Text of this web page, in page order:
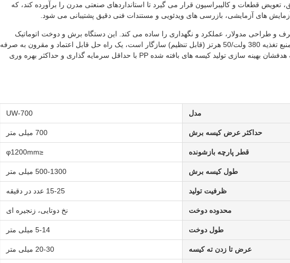
قطعات و کالیبراسیون قرار می گیرد تا استانداردهای صنعتی مدرن را برآورده کند، که
های آزمایشی، بازرسی های ویدئویی و مستندات فنی دقیق پشتیبانی می شود.
و طراحی مدولار، عملکرد و نگهداری را ساده می کند. این دستگاه برش و دوخت اتوماتیک
کنترل سرد و گرم دست دوم که با منبع تغذیه 380 ولت/50 هرتز (قابل تنظیم) سازگار است، یک راه حل قابل اعتماد و مقرون به صرفه
برای تولیدکنندگانی ارائه می دهد که هدفشان بهینه سازی تولید کیسه های بافته شده PP با حداقل سرمایه گذاری و حداکثر بهره وری
مدل UW-700
حداکثر عرض کیسه برش 700 میلی متر
قطر پارچه بازشونده ≤φ1200mm
طول کیسه برش 500-1300 میلی متر
ظرفیت تولید 15-25 عدد در دقیقه
محدوده دوخت نخ دوتایی، زنجیره ای
طول دوخت 5-14 میلی متر
عرض تا زدن ته کیسه 20-30 میلی متر